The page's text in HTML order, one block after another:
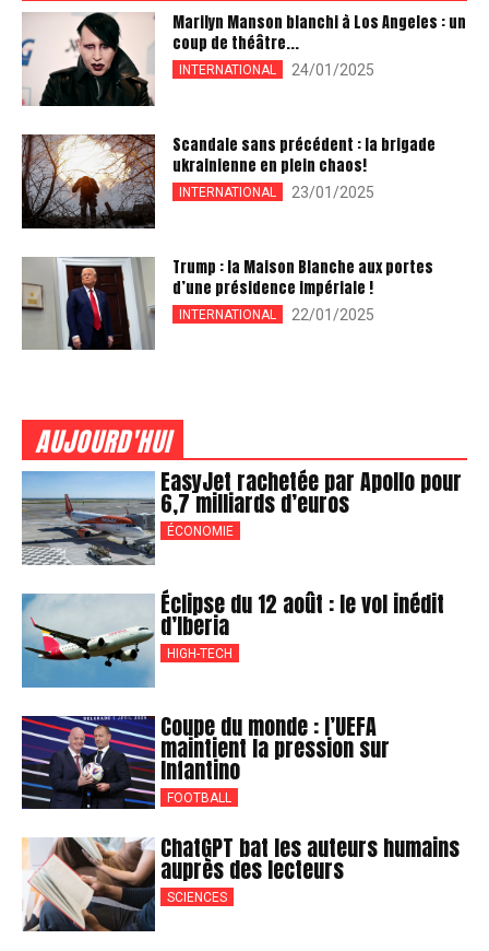
Marilyn Manson blanchi à Los Angeles : un
coup de théâtre...
INTERNATIONAL 24/01/2025
Scandale sans précédent : la brigade
ukrainienne en plein chaos!
INTERNATIONAL 23/01/2025
Trump : la Maison Blanche aux portes
d’une présidence impériale !
INTERNATIONAL 22/01/2025
AUJOURD'HUI
EasyJet rachetée par Apollo pour
6,7 milliards d’euros
ÉCONOMIE
Éclipse du 12 août : le vol inédit
d’Iberia
HIGH-TECH
Coupe du monde : l’UEFA
maintient la pression sur
Infantino
FOOTBALL
ChatGPT bat les auteurs humains
auprès des lecteurs
SCIENCES